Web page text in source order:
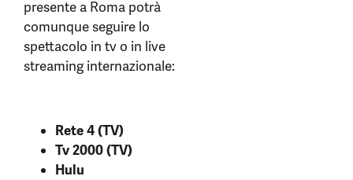
presente a Roma potrà
comunque seguire lo
spettacolo in tv o in live
streaming internazionale:
Rete 4 (TV)
Tv 2000 (TV)
Hulu